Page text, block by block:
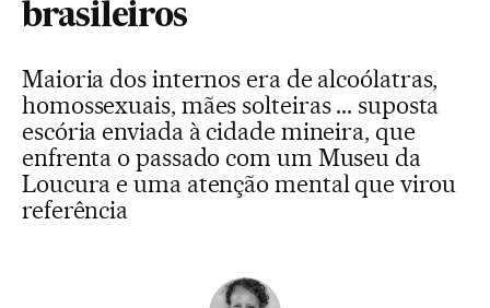
brasileiros
Maioria dos internos era de alcoólatras,
homossexuais, mães solteiras ... suposta
escória enviada à cidade mineira, que
enfrenta o passado com um Museu da
Loucura e uma atenção mental que virou
referência